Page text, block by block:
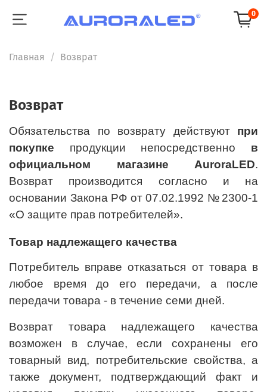
0
Главная Возврат
Возврат
Обязательства по возврату действуют при
покупке продукции непосредственно в
официальном магазине
AuroraLED.
Возврат производится согласно и на
основании Закона РФ от 07.02.1992 № 2300‑1
«О защите прав потребителей».
Товар надлежащего качества
Потребитель вправе отказаться от товара в
любое время до его передачи, а после
передачи товара - в течение семи дней.
Возврат товара надлежащего качества
возможен в случае, если сохранены его
товарный вид, потребительские свойства, а
также документ, подтверждающий факт и